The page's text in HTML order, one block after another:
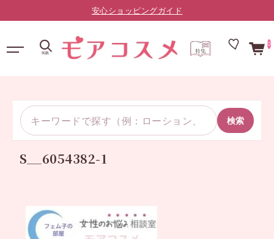
0
検索
S__6054382-1
安心ショッピングガイド